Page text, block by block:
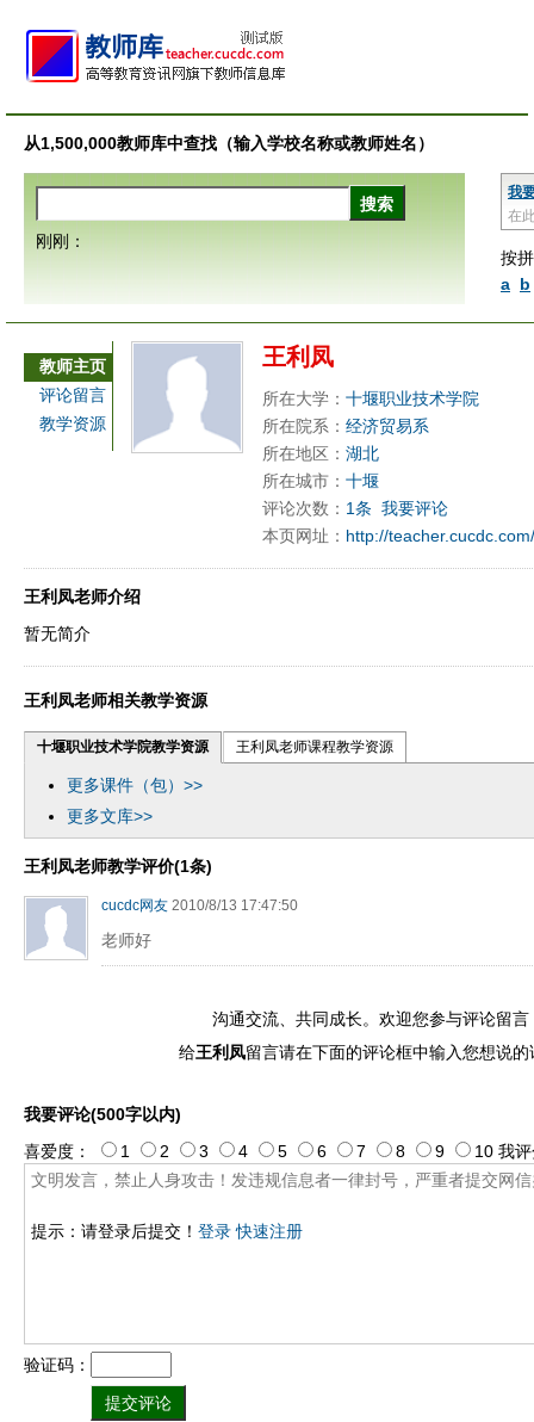
从1,500,000教师库中查找（输入学校名称或教师姓名）
我
在
按
a b
刚刚：
教师主页
评论留言
教学资源
王利凤
所在大学： 十堰职业技术学院
所在院系： 经济贸易系
所在地区： 湖北
所在城市： 十堰
评论次数： 1条 我要评论
本页网址： http://
王利凤老师介绍
暂无简介
王利凤老师相关教学资源
十堰职业技术学院教学资源 王利凤老师课程教学资源
更多课件（包）>>
更多文库>>
王利凤老师教学评价(1条)
cucdc网友 2010/8/13 17:47:50
老师好
沟通交流、共同成长。欢迎您参与评论留言
给王利凤留言请在下面的评论框中输入您想说的
我要评论(500字以内)
提示：请登录后提交！ 登录 快速注册
喜爱度： 1 2 3 4 5 6 7 8 9 10 我评
验证码：